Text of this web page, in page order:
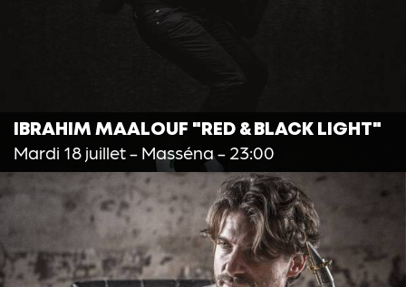
IBRAHIM MAALOUF "RED & BLACK LIGHT"
Mardi 18 juillet- Masséna - 23:00